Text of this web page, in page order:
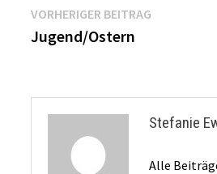
Beitragsnavigation
VORHERIGER BEITRAG
Jugend/Ostern
Stefanie
Alle